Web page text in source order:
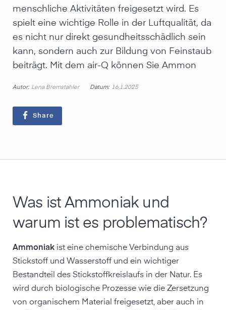
menschliche Aktivitäten freigesetzt wird. Es
spielt eine wichtige Rolle in der Luftqualität, da
es nicht nur direkt gesundheitsschädlich sein
kann, sondern auch zur Bildung von Feinstaub
beiträgt. Mit dem air-Q können Sie Ammon
Autor: Lena Bremstahler Datum: 16.1.2025
Share
Was ist Ammoniak und
warum ist es problematisch?
Ammoniak ist eine chemische Verbindung aus
Stickstoff und Wasserstoff und ein wichtiger
Bestandteil des Stickstoffkreislaufs in der Natur. Es
wird durch biologische Prozesse wie die Zersetzung
von organischem Material freigesetzt, aber auch in